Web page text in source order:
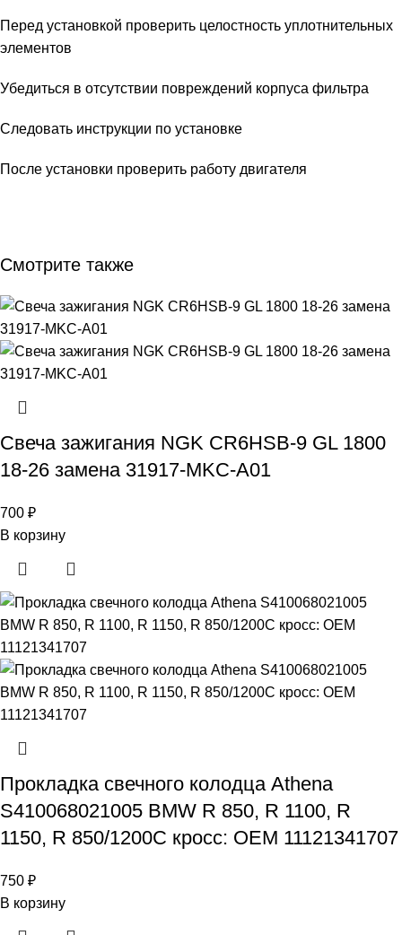
Перед установкой проверить целостность уплотнительных
элементов
Убедиться в отсутствии повреждений корпуса фильтра
Следовать инструкции по установке
После установки проверить работу двигателя
Смотрите также
Свеча зажигания NGK CR6HSB-9 GL 1800
18-26 замена 31917-MKC-A01
700 ₽
В корзину
Прокладка свечного колодца Athena
S410068021005 BMW R 850, R 1100, R
1150, R 850/1200C кросс: OEM 11121341707
750 ₽
В корзину